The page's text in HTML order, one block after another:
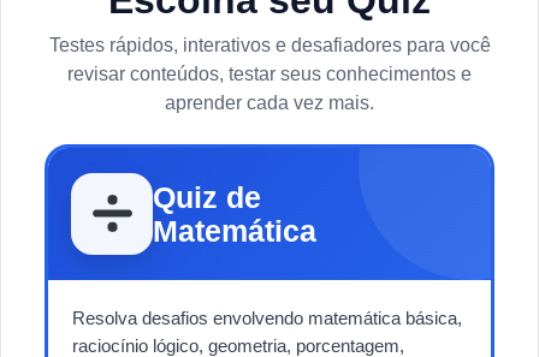
Testes rápidos, interativos e desafiadores para você
revisar conteúdos, testar seus conhecimentos e
aprender cada vez mais.
Quiz de
Matemática
Resolva desafios envolvendo matemática básica,
raciocínio lógico, geometria, porcentagem,